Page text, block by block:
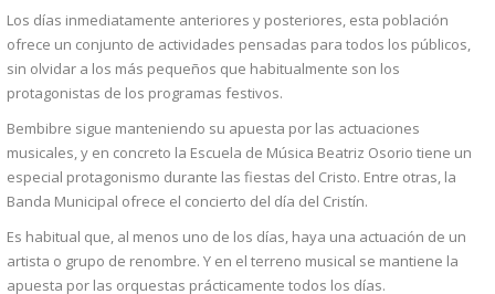
Los días inmediatamente anteriores y posteriores, esta población
ofrece un conjunto de actividades pensadas para todos los públicos,
sin olvidar a los más pequeños que habitualmente son los
protagonistas de los programas festivos.
Bembibre sigue manteniendo su apuesta por las actuaciones
musicales, y en concreto la Escuela de Música Beatriz Osorio tiene un
especial protagonismo durante las fiestas del Cristo. Entre otras, la
Banda Municipal ofrece el concierto del día del Cristín.
Es habitual que, al menos uno de los días, haya una actuación de un
artista o grupo de renombre. Y en el terreno musical se mantiene la
apuesta por las orquestas prácticamente todos los días.